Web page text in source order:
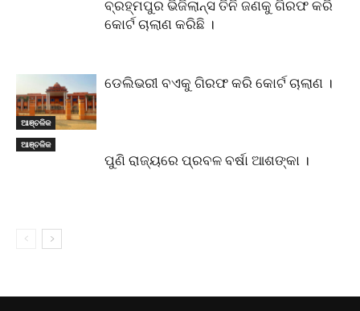
ବ୍ରହ୍ମପୁର ଭିଜିଲାନ୍ସ ତିନି ଜଣକୁ ଗିରଫ କରି
କୋର୍ଟ ଚାଲାଣ କରିଛି ।
ଆଞ୍ଚଳିକ
ଡେଲିଭରୀ ବଏକୁ ଗିରଫ କରି କୋର୍ଟ ଚାଲାଣ ।
ଆଞ୍ଚଳିକ
ପୁଣି ରାଜ୍ୟରେ ପ୍ରବଳ ବର୍ଷା ଆଶଙ୍କା ।